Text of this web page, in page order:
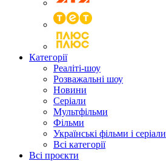
Категорії
Реаліті-шоу
Розважальні шоу
Новини
Серіали
Мультфільми
Фільми
Українські фільми і серіали
Всі категорії
Всі проєкти